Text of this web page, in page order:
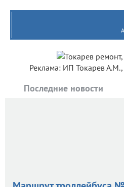
Реклама: ИП Токарев
Последние новости